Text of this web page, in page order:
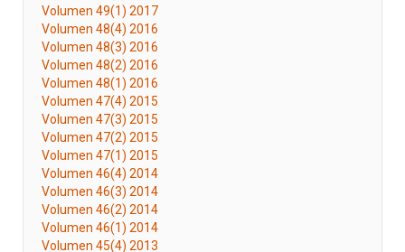
Volumen 49(1) 2017
Volumen 48(4) 2016
Volumen 48(3) 2016
Volumen 48(2) 2016
Volumen 48(1) 2016
Volumen 47(4) 2015
Volumen 47(3) 2015
Volumen 47(2) 2015
Volumen 47(1) 2015
Volumen 46(4) 2014
Volumen 46(3) 2014
Volumen 46(2) 2014
Volumen 46(1) 2014
Volumen 45(4) 2013